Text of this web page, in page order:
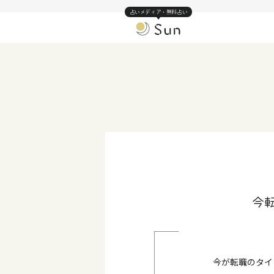
占いメディア・無料占い
今
今が転職のタ